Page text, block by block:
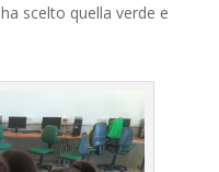
ha scelto quella verde e